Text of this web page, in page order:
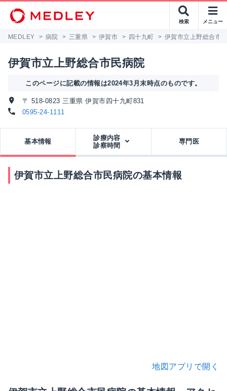
検索 メニュー
MEDLEY > 病院 > 三重県 > 伊賀市 > 四十九町 > 伊賀市立上野総合市
伊賀市立上野総合市民病院
このページに記載の情報は2024年3月末時点のものです。
〒 518-0823 三重県 伊賀市四十九町831
0595-24-1111
基本情報
診療内容
診察時間
専門医
伊賀市立上野総合市民病院の基本情報
地図アプリで開く